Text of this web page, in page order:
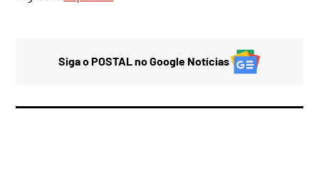
Siga o POSTAL no Google Notícias